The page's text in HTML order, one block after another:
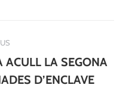
ACULL LA SEGONA
D’ENCLAVE